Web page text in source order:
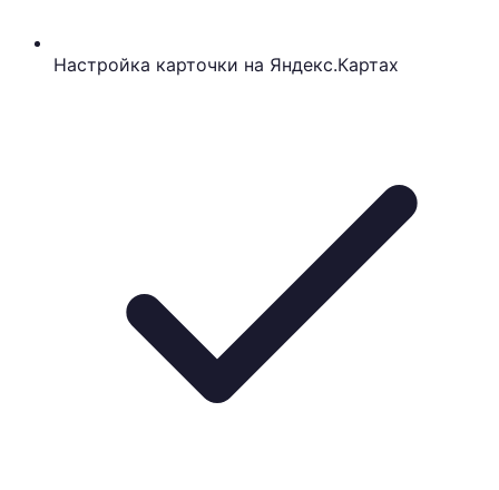
Настройка карточки на Яндекс.Картах